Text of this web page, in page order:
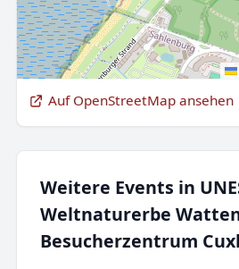
Auf OpenStreetMap ansehen
Weitere Events in
Weltnaturerbe
Besucherzentrum